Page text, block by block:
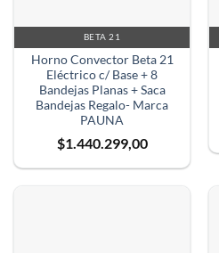
BETA 21
Horno Convector Beta 21
Eléctrico c/ Base + 8
Bandejas Planas + Saca
Bandejas Regalo- Marca
PAUNA
$1.440.299,00